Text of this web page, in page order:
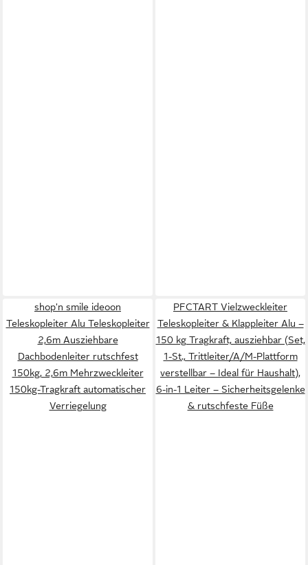
shop'n smile ideoon
Teleskopleiter Alu Teleskopleiter
2,6m Ausziehbare
Dachbodenleiter rutschfest
150kg, 2,6m Mehrzweckleiter
150kg-Tragkraft automatischer
Verriegelung
PFCTART Vielzweckleiter
Teleskopleiter & Klappleiter Alu –
150 kg Tragkraft, ausziehbar (Set,
1-St., Trittleiter/A/M-Plattform
verstellbar – Ideal für Haushalt),
6-in-1 Leiter – Sicherheitsgelenke
& rutschfeste Füße